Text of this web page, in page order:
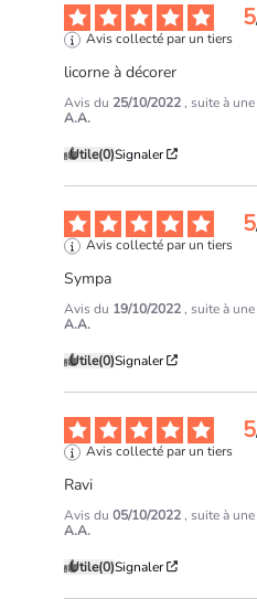
5
Avis collecté par un tiers
licorne à décorer
Avis du 25/10/2022, suite à
A.A.
Utile(0)Signaler
5
Avis collecté par un tiers
Sympa
Avis du 19/10/2022, suite à
A.A.
Utile(0)Signaler
5
Avis collecté par un tiers
Ravi
Avis du 05/10/2022, suite à
A.A.
Utile(0)Signaler